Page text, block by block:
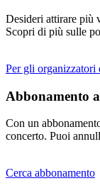
Desideri attirare più
Scopri di più sulle
Per gli organizzatori
Abbonamento
Con un
concerto. Puoi
Cerca abbonamento